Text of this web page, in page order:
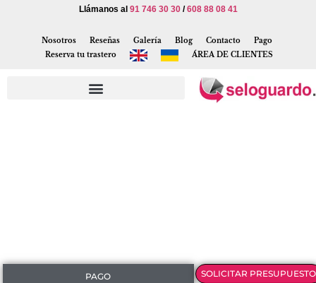
Llámanos al 91 746 30 30/608 88 08 41
Nosotros Reseñas Galería Blog Contacto
Pago
Reserva tu trastero
ÁREA DE CLIENTES
PAGO SOLICITAR PRESUPUESTO